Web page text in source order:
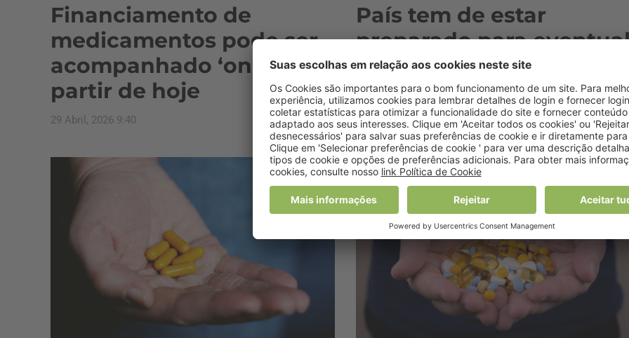
Financiamento de
medicamentos pode ser
acompanhado ‘online’ a
partir de hoje
29 Abril, 2026 9:40
País tem de estar
preparado para
aumento do preço dos
medicamentos
8 Abril, 2026 14:41